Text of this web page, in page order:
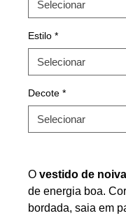
Estilo *
Decote *
O vestido de noiva
de energia boa.
bordada, saia em